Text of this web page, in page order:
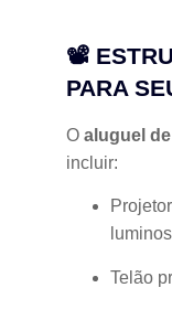
📽
PARA
O aluguel
incluir:
Telão